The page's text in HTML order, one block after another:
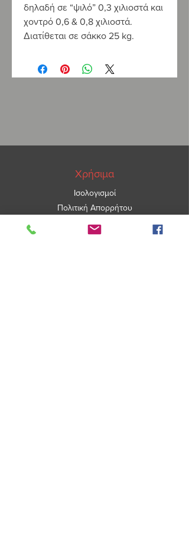
δηλαδή σε “ψιλό” 0,3 χιλιοστά και
χοντρό 0,6 & 0,8 χιλιοστά.
Διατίθεται σε σάκκο 25 kg.
Χρήσιμα
Ισολογισμοί
Πολιτική Απορρήτου
5967101000